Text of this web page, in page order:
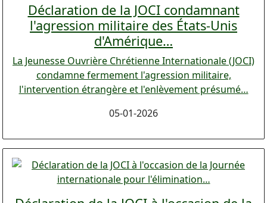
Déclaration de la JOCI condamnant
l'agression militaire des États-Unis
d'Amérique…
La Jeunesse Ouvrière Chrétienne Internationale (JOCI)
condamne fermement l'agression militaire,
l'intervention étrangère et l'enlèvement présumé…
05-01-2026